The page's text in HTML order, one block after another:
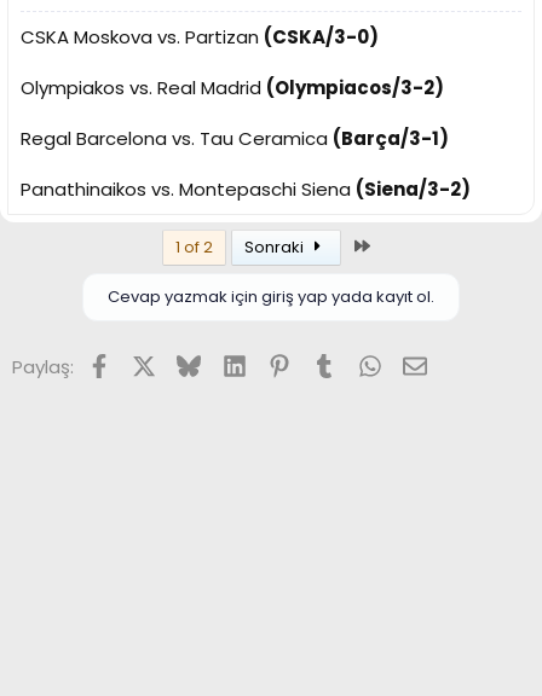
CSKA Moskova vs. Partizan (CSKA/3-0)
Olympiakos vs. Real Madrid (Olympiacos/3-2)
Regal Barcelona vs. Tau Ceramica (Barça/3-1)
Panathinaikos vs. Montepaschi Siena (Siena/3-2)
1 of 2 Sonraki
Cevap yazmak için giriş yap yada kayıt ol.
Paylaş: FacebookX (Twitter)
BlueskyLinkedInPinterest
TumblrWhatsApp
E-posta